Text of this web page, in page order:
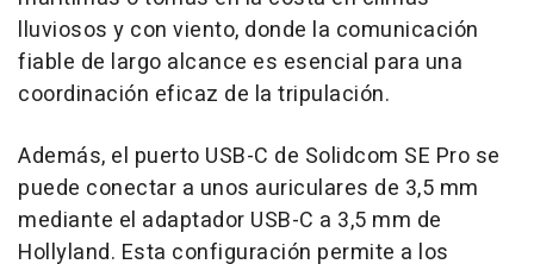
lluviosos y con viento, donde la comunicación
fiable de largo alcance es esencial para una
coordinación eficaz de la tripulación.
Además, el puerto USB-C de Solidcom SE Pro se
puede conectar a unos auriculares de 3,5 mm
mediante el adaptador USB-C a 3,5 mm de
Hollyland. Esta configuración permite a los